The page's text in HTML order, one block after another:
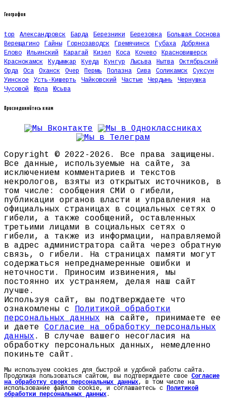
География
top Александровск Барда Березники Березовка
Большая Соснова
Верещагино
Гайны Горнозаводск Гремячинск Губаха
Добрянка
Елово
Ильинский Карагай Кизел Коса Кочево
Красновишерск
Краснокамск
Кудымкар Куеда Кунгур Лысьва Нытва
Октябрьский
Орда
Оса Оханск Очер Пермь Полазна Сива Соликамск
Суксун
Уинское
Усть-Кишерть Чайковский Частые Чердынь
Чернушка
Чусовой
Юрла Юсьва
Присоединяйтесь к нам
Copyright © 2022-2026. Все права защищены.
Все данные, используемые на сайте, за
исключением комментариев и текстов
некрологов, взяты из открытых источников, в
том числе: сообщения СМИ о гибели,
публикации органов власти и управления на
официальных страницах в социальных сетях о
гибели, а также сообщений, оставленных
третьими лицами в социальных сетях о
гибели, а также из информации, направляемой
в адрес администратора сайта через обратную
связь, о гибели. На страницах памяти могут
содержаться непреднамеренные ошибки и
неточности. Приносим извинения, мы
постоянно их устраняем, делая наш сайт
лучше.
Используя сайт, вы подтверждаете что
ознакомлены с Политикой обработки
персональных данных на сайте, принимаете ее
и даете Согласие на обработку персональных
данных . В случае вашего несогласия на
обработку персональных данных, немедленно
покиньте сайт.
Мы используем cookies для быстрой и удобной работы сайта.
Продолжая пользоваться сайтом, вы подтверждаете свое Согласие
на обработку своих персональных данных, в том числе на
использование файлов cookie, и соглашаетесь с Политикой
обработки персональных данных.